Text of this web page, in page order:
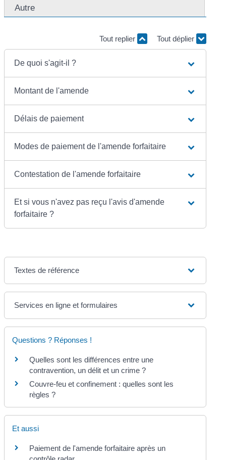
Autre
Tout replier Tout déplier
De quoi s'agit-il ?
Montant de l'amende
Délais de paiement
Modes de paiement de l'amende forfaitaire
Contestation de l'amende forfaitaire
Et si vous n'avez pas reçu l'avis d'amende
forfaitaire ?
Textes de référence
Services en ligne et formulaires
Questions ? Réponses !
Quelles sont les différences entre une
contravention, un délit et un crime ?
Couvre-feu et confinement : quelles sont les
règles ?
Et aussi
Paiement de l'amende forfaitaire après un